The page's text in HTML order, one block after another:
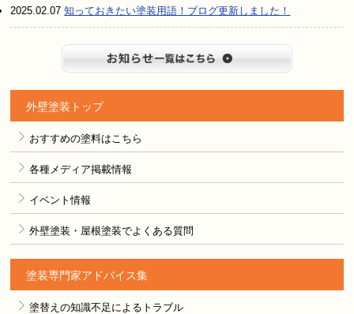
2025.02.07知っておきたい塗装用語！ブログ更新しました！
外壁塗装トップ
おすすめの塗料はこちら
各種メディア掲載情報
イベント情報
外壁塗装・屋根塗装でよくある質問
塗装専門家アドバイス集
塗替えの知識不足によるトラブル